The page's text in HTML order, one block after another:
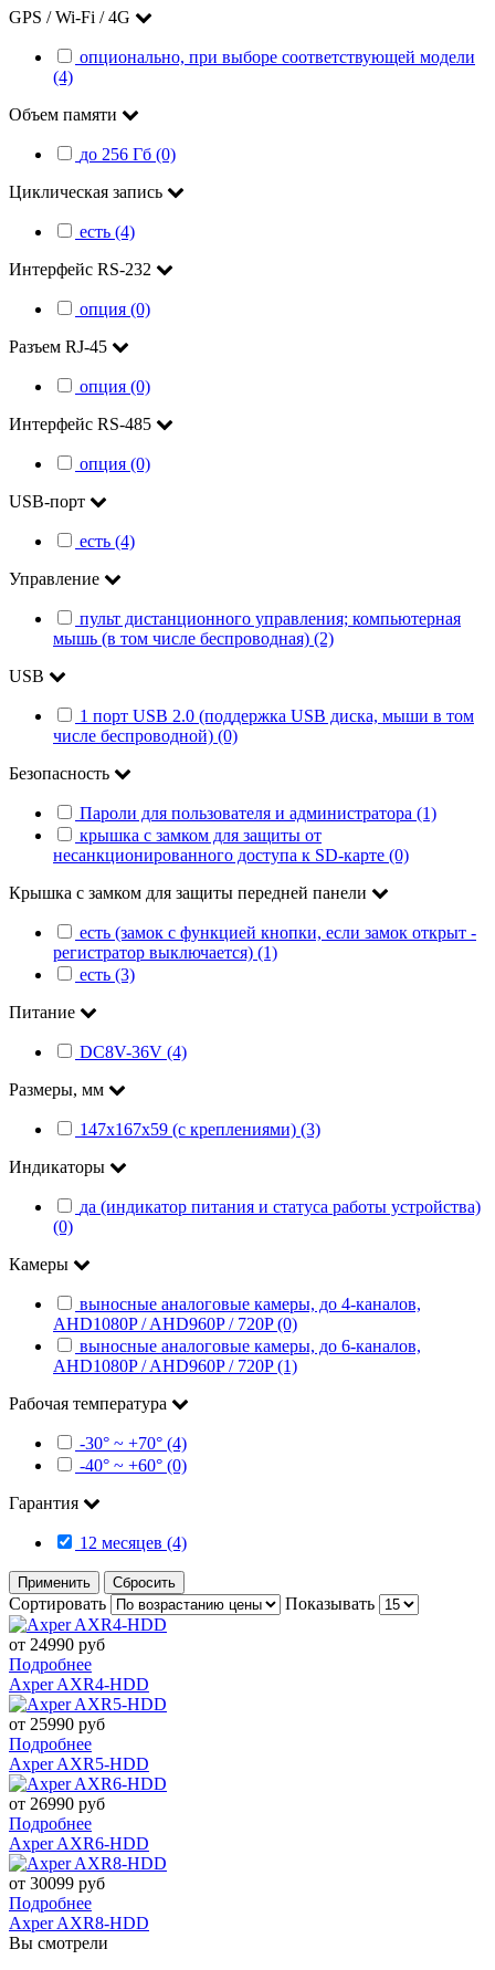
GPS / Wi-Fi / 4G
опционально, при выборе соответствующей модели
(4)
Объем памяти
до 256 Гб (0)
Циклическая запись
есть (4)
Интерфейс RS-232
опция (0)
Разъем RJ-45
опция (0)
Интерфейс RS-485
опция (0)
USB-порт
есть (4)
Управление
пульт дистанционного управления; компьютерная
мышь (в том числе беспроводная) (2)
USB
1 порт USB 2.0 (поддержка USB диска, мыши в том
числе беспроводной) (0)
Безопасность
Пароли для пользователя и администратора (1)
крышка с замком для защиты от
несанкционированного доступа к SD-карте (0)
Крышка с замком для защиты передней панели
есть (замок с функцией кнопки, если замок открыт -
регистратор выключается) (1)
есть (3)
Питание
DC8V-36V (4)
Размеры, мм
147х167х59 (с креплениями) (3)
Индикаторы
да (индикатор питания и статуса работы устройства)
(0)
Камеры
выносные аналоговые камеры, до 4-каналов,
AHD1080P / AHD960P / 720P (0)
выносные аналоговые камеры, до 6-каналов,
AHD1080P / AHD960P / 720P (1)
Рабочая температура
-30° ~ +70° (4)
-40° ~ +60° (0)
Гарантия
12 месяцев (4)
Применить Сбросить
Сортировать Показывать
от 24990 руб
Подробнее
Axper AXR4-HDD
от 25990 руб
Подробнее
Axper AXR5-HDD
от 26990 руб
Подробнее
Axper AXR6-HDD
от 30099 руб
Подробнее
Axper AXR8-HDD
Вы смотрели